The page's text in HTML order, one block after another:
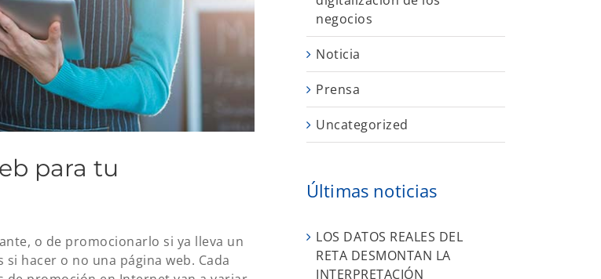
para tu
o de promocionarlo si ya lleva un
hacer o no una página web. Cada
negocios
Noticia
Prensa
Uncategorized
Últimas noticias
LOS DATOS REALES DEL
RETA DESMONTAN LA
INTERPRETACIÓN